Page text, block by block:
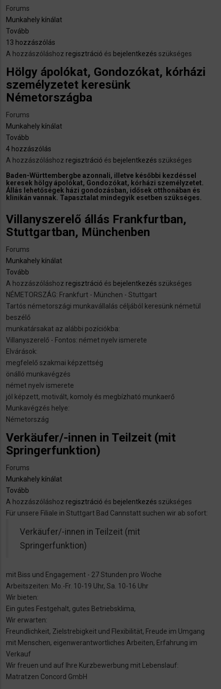
Forums
Munkahely kínálat
Tovább
szakácsot
keresnek!
szállás
megoldható,
nyelvtudás
Ha
érdekel,
privátban
:))
13 hozzászólás
A hozzászóláshoz regisztráció és bejelentkezés szükséges
Hölgy ápolókat, Gondozókat, kórházi
személyzetet keresünk
Németországba
Forums
Munkahely kínálat
Tovább
ápolókat,
Gondozókat,
kórházi
személyzetet
keresünk
4 hozzászólás
A hozzászóláshoz regisztráció és bejelentkezés szükséges
Baden-Württembergbe azonnali, illetve későbbi kezdéssel
keresek hölgy ápolókat, Gondozókat, kórházi személyzetet.
Állás lehetőségek házi gondozásban, idősek otthonában és
klinikán vannak. Tapasztalat mindegyik esetben szükséges.
Villanyszerelő állás Frankfurtban,
Stuttgartban, Münchenben
Forums
Munkahely kínálat
Tovább
állás
Frankfurtban,
Stuttgartban,
Münchenben)
A hozzászóláshoz regisztráció és bejelentkezés szükséges
NÉMETORSZÁG: Frankfurt - München - Stuttgart
Tartós németországi munkavállalás céljából keresünk németül
beszélő
munkatársakat az alábbi pozíciókba:
Villanyszerelő - Fontos: német nyelv ismerete
Elvárások:
megfelelő szakmai képzettség
önálló munkavégzés
német nyelv ismerete
jól képzett, motivált, komoly és megbízható munkaerő
Munkavégzés helye:
Németország
Verkäufer/-innen in Teilzeit (mit
Springerfunktion)
Forums
Munkahely kínálat
Tovább
innen
in
(mit
Springerfunktion))
A hozzászóláshoz regisztráció és bejelentkezés szükséges
Für unsere Filiale in Stuttgart Bad Cannstatt suchen wir ab sofort:
Verkäufer/-innen in Teilzeit (mit
Springerfunktion)
mit Biss und Engagement - 27 Stunden pro Woche
Arbeitszeiten: Mo.-Fr. 10-19 Uhr, Sa. 10-16 Uhr
Wir bieten:
Ein gutes Festgehalt, gutes Betriebsklima,
Wir erwarten:
Freundlichkeit, Zielstrebigkeit und Flexibilität, Freude im Umgang
mit Menschen, eigenwerantwortliches Arbeiten, Erfahrung im
Verkauf
Wir freuen und auf Ihre Kurzbewerbung mit Lebenslauf:
Matratzen Concord GmbH